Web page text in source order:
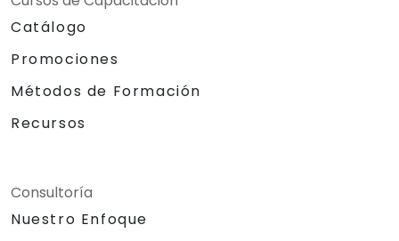
Catálogo
Promociones
Métodos de Formación
Recursos
Consultoría
Nuestro Enfoque